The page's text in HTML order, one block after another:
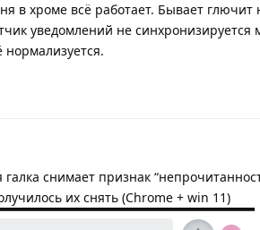
в хроме всё работает. Бывает
уведомлений не
нормализуется.
галка снимает признак
их снять (Chrome + win 11)